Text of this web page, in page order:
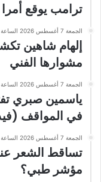
ترامب يوقع
الجمعة 7 أغسطس 2026 الساعة 5:26 ص
إلهام شاهين
مشوارها الفني
الجمعة 7 أغسطس 2026 الساعة 5:24 ص
ياسمين صبري
في المواقف
الجمعة 7 أغسطس 2026 الساعة 5:21 ص
تساقط الشعر
مؤشر طبي؟